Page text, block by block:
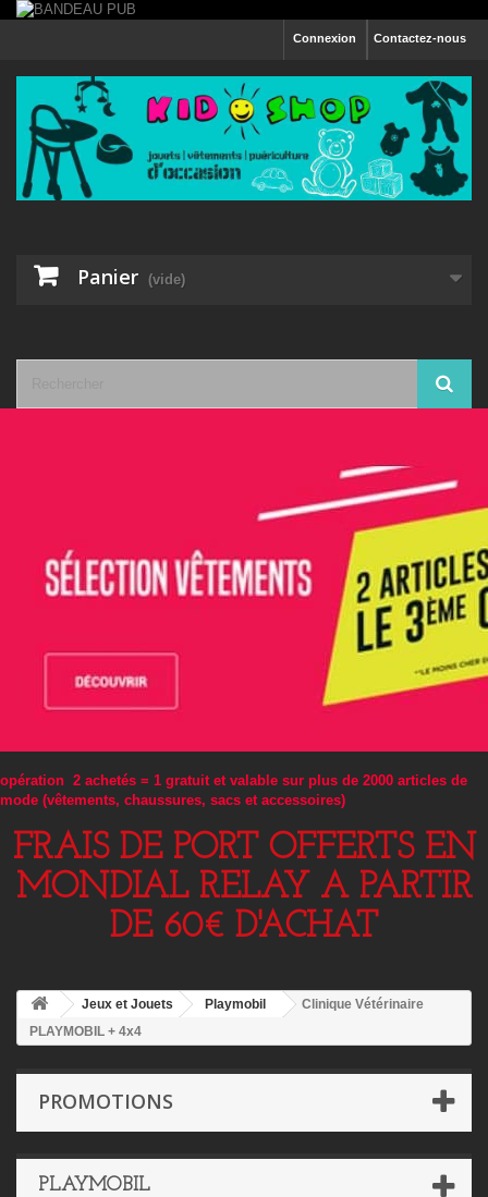
Contactez-nous
Connexion
Panier (vide)
opération 2 achetés = 1 gratuit et valable sur plus de 2000 articles de
mode (vêtements, chaussures, sacs et accessoires)
FRAIS DE PORT OFFERTS EN
MONDIAL RELAY A PARTIR
DE 60€ D'ACHAT
Jeux et Jouets Playmobil
Clinique Vétérinaire
PLAYMOBIL + 4x4
PROMOTIONS
PLAYMOBIL